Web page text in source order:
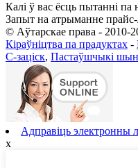
Калі ў вас ёсць пытанні па
Запыт на атрыманне прайс-
© Аўтарскае права - 2010-
Кіраўніцтва па прадуктах -
C-заціск, Пастаўшчыкі шын
Адправіць электронны
x